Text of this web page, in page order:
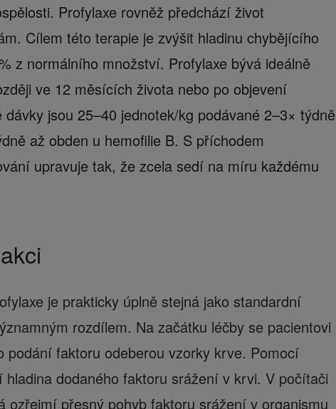
Profylaxe rovněž předchází život
Cílem této terapie je zvýšit hladinu chybějícího
z normálního množství. Profylaxe bývá ideálně
ve 12 měsících života nebo po objevení
jsou 25–40 jednotek/kg podávané 2–3× týdně
až obden u hemofilie B. S příchodem
upravuje tak, že zcela sedí na míru každému
je prakticky úplně stejná jako standardní
rozdílem. Na začátku léčby se pacientovi
podání faktoru odeberou vzorky krve. Pomocí
dodaného faktoru srážení v krvi. V počítači
ozřejmí přesný pohyb faktoru srážení v organismu